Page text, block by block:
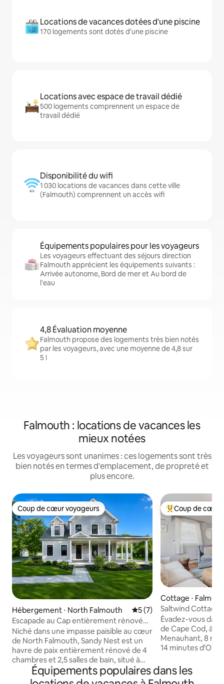
Locations de vacances dotées d'une piscine
170 logements sont dotés d'une piscine
Locations avec espace de travail dédié
500 logements comprennent un espace de
travail dédié
Disponibilité du wifi
1 030 locations de vacances dans cette ville
(Falmouth) comprennent un accès wifi
Équipements populaires pour les voyageurs
Les voyageurs effectuant des séjours direction
Falmouth apprécient les équipements suivants :
Arrivée autonome, Bord de mer et Au bord de
l'eau
4,8 Évaluation moyenne
Falmouth propose des logements très bien notés
par les voyageurs, avec une moyenne de 4,8 sur
5 !
Falmouth : locations de vacances les
mieux notées
Les voyageurs sont unanimes : ces logements sont très
bien notés en termes d'emplacement, de propreté et
plus encore.
Coup de cœur voyageurs
Coup de cœur voyageurs
Hébergement ⋅ North Falmouth Évaluation moyenne sur
5 (7)
Escapade au Cap entièrement rénovée
– North Falmouth
Niché dans une impasse paisible au cœur
de North Falmouth, Sandy Nest est un
havre de paix entièrement rénové de 4
chambres et 2,5 salles de bain, situé à
Cape Cod et conçu pour des escapades
familiales reposantes. Marchez
Coups de cœur
Coup de cœur
Cottage ⋅
Saltwind Cottage
plage •
Évadez-vous
de Cape Cod, à
Menauhant, 8
14 minutes d'Old
côtier, elle
d'une cheminée
Équipements populaires dans les